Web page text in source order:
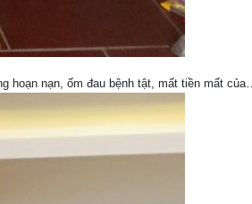
hoạn nạn, ốm đau bệnh tật, mất tiền mất của…